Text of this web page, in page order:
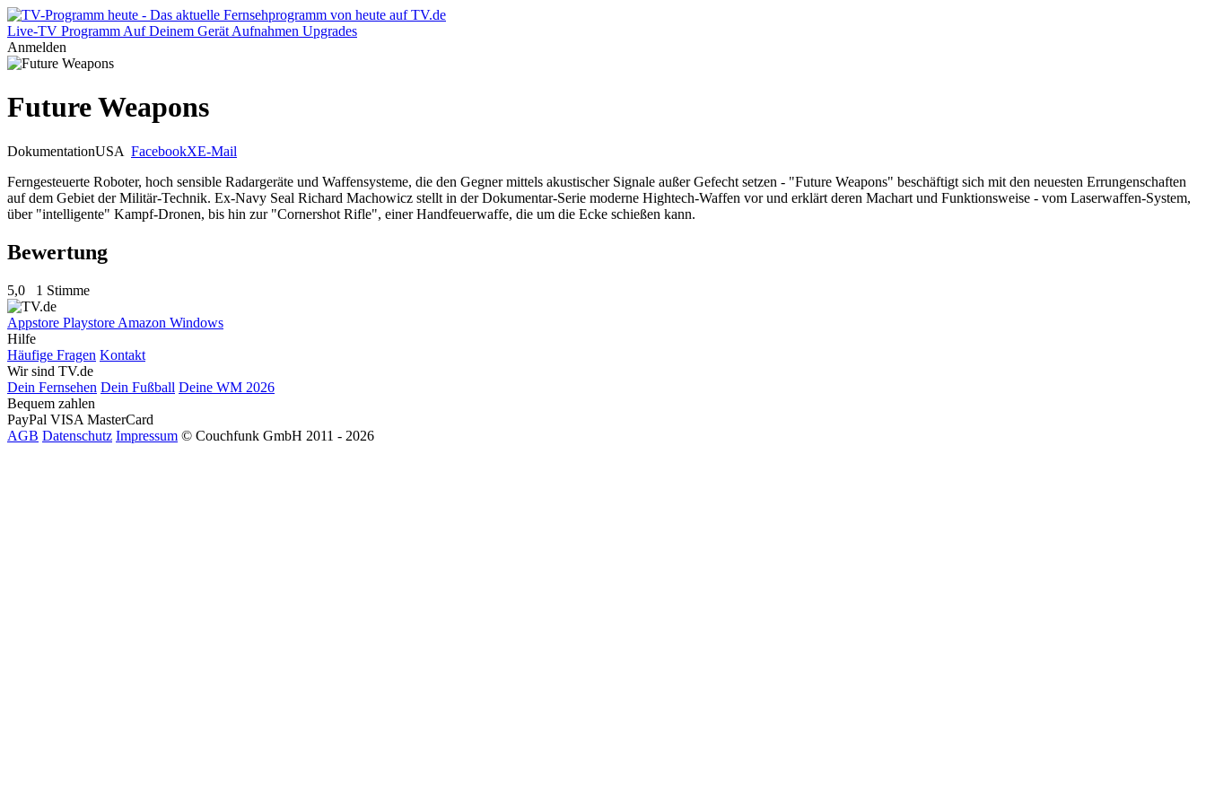
Live-TV Programm Auf Deinem Gerät Aufnahmen Upgrades
Anmelden
Future Weapons
DokumentationUSA FacebookXE-Mail
Ferngesteuerte Roboter, hoch sensible Radargeräte und Waffensysteme, die den Gegner mittels akustischer Signale außer Gefecht setzen - "Future Weapons" beschäftigt sich mit den neuesten Errungenschaften
auf dem Gebiet der Militär-Technik. Ex-Navy Seal Richard Machowicz stellt in der Dokumentar-Serie moderne Hightech-Waffen vor und erklärt deren Machart und Funktionsweise - vom Laserwaffen-System,
über "intelligente" Kampf-Dronen, bis hin zur "Cornershot Rifle", einer Handfeuerwaffe, die um die Ecke schießen kann.
Bewertung
5,0 1 Stimme
Appstore Playstore Amazon Windows
Hilfe
Häufige Fragen Kontakt
Wir sind TV.de
Dein Fernsehen Dein Fußball Deine WM 2026
Bequem zahlen
PayPal VISA MasterCard
AGB Datenschutz Impressum © Couchfunk GmbH 2011 - 2026